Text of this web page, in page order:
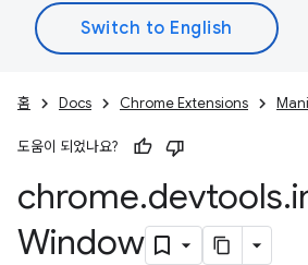
홈 Docs Chrome Extensions
도움이 되었나요?
chrome.devtools.
Window